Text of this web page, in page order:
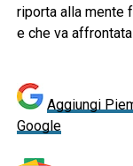
riporta alla mente
e che va
Aggiungi
Google